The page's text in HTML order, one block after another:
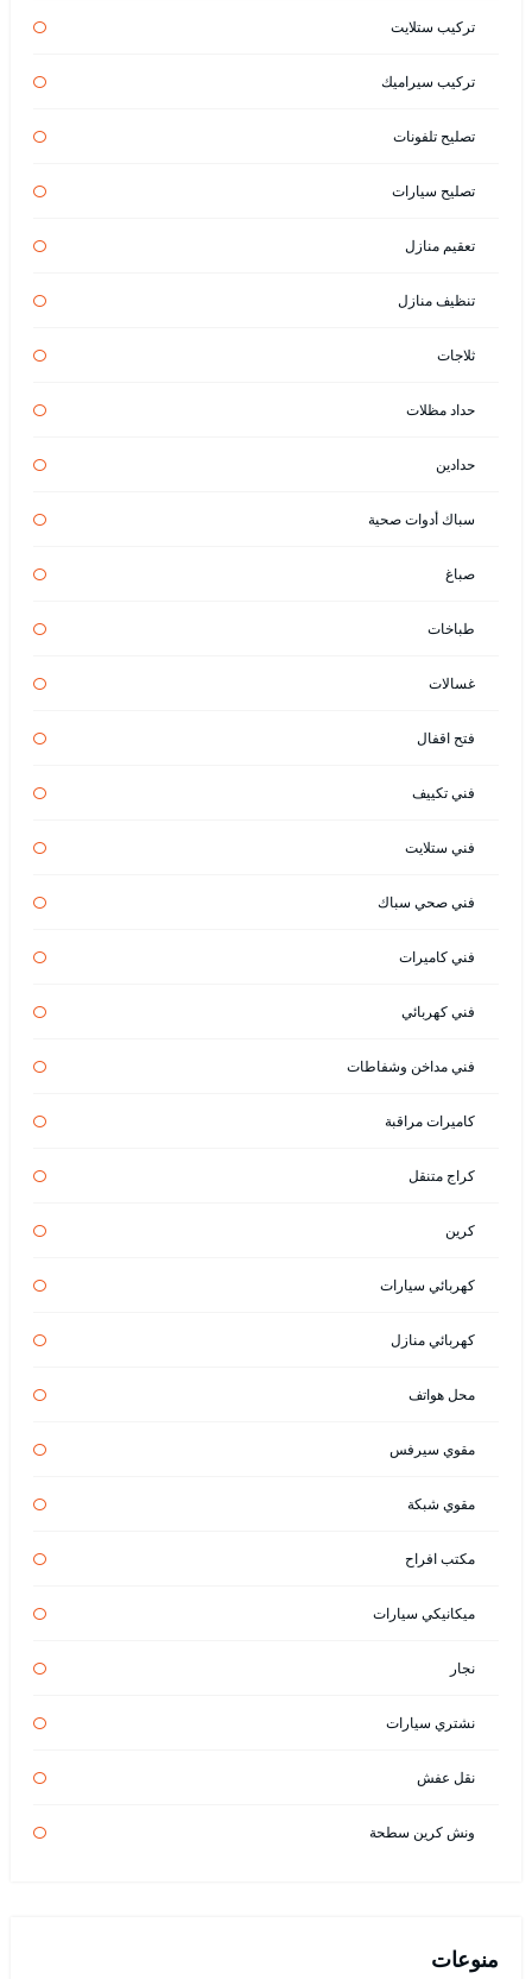
تركيب ستلايت
تركيب سيراميك
تصليح تلفونات
تصليح سيارات
تعقيم منازل
تنظيف منازل
ثلاجات
حداد مظلات
حدادين
سباك أدوات صحية
صباغ
طباخات
غسالات
فتح اقفال
فني تكييف
فني ستلايت
فني صحي سباك
فني كاميرات
فني كهربائي
فني مداخن وشفاطات
كاميرات مراقبة
كراج متنقل
كرين
كهربائي سيارات
كهربائي منازل
محل هواتف
مقوي سيرفس
مقوي شبكة
مكتب افراح
ميكانيكي سيارات
نجار
نشتري سيارات
نقل عفش
ونش كرين سطحة
منوعات